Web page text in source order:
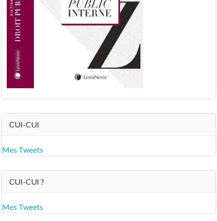
CUI-CUI
Mes Tweets
CUI-CUI ?
Mes Tweets